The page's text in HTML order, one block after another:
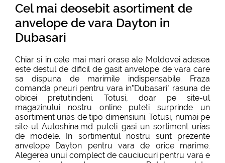
Cel mai deosebit asortiment de
anvelope de vara Dayton in
Dubasari
Chiar si in cele mai mari orase ale Moldovei adesea
este destul de dificil de gasit anvelope de vara care
sa dispuna de marimile indispensabile. Fraza
comanda pneuri pentru vara in"Dubasari" rasuna de
obicei pretutindeni. Totusi, doar pe site-ul
magazinului nostru online puteti surprinde un
asortiment urias de tipo dimensiuni. Totusi, numai pe
site-ul Autoshina.md puteti gasi un sortiment urias
de modele. In sortimentul nostru sunt prezente
anvelope Dayton pentru vara de orice marime.
Alegerea unui complect de cauciucuri pentru vara e